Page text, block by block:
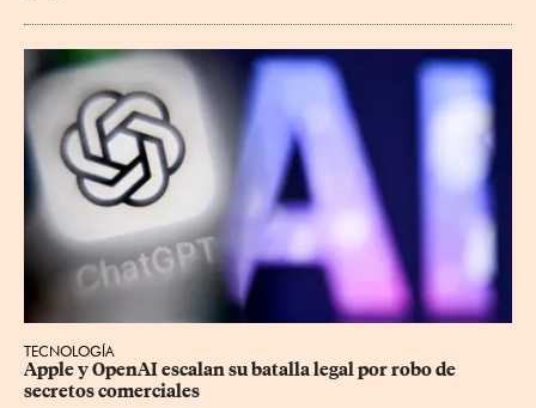
TECNOLOGÍA
Apple y OpenAI escalan su batalla legal por robo de
secretos comerciales